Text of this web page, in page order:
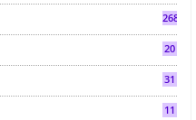
268
20
31
11